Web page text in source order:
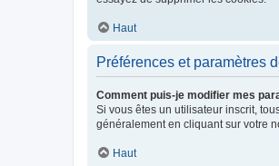
Haut
Préférences et paramètres
Comment puis-je modifier mes
Si vous êtes un utilisateur inscrit,
généralement en cliquant sur votre
Haut